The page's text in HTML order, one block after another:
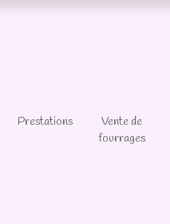
Prestations
Vente de
fourrages